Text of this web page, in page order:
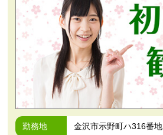
勤務地 金沢市示野町ハ316番地